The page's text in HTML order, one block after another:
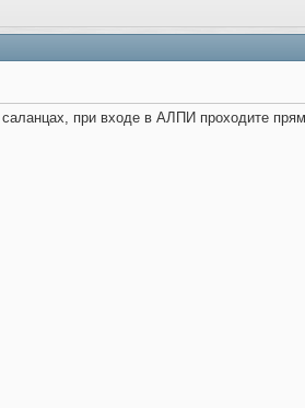
при входе в АЛПИ проходите